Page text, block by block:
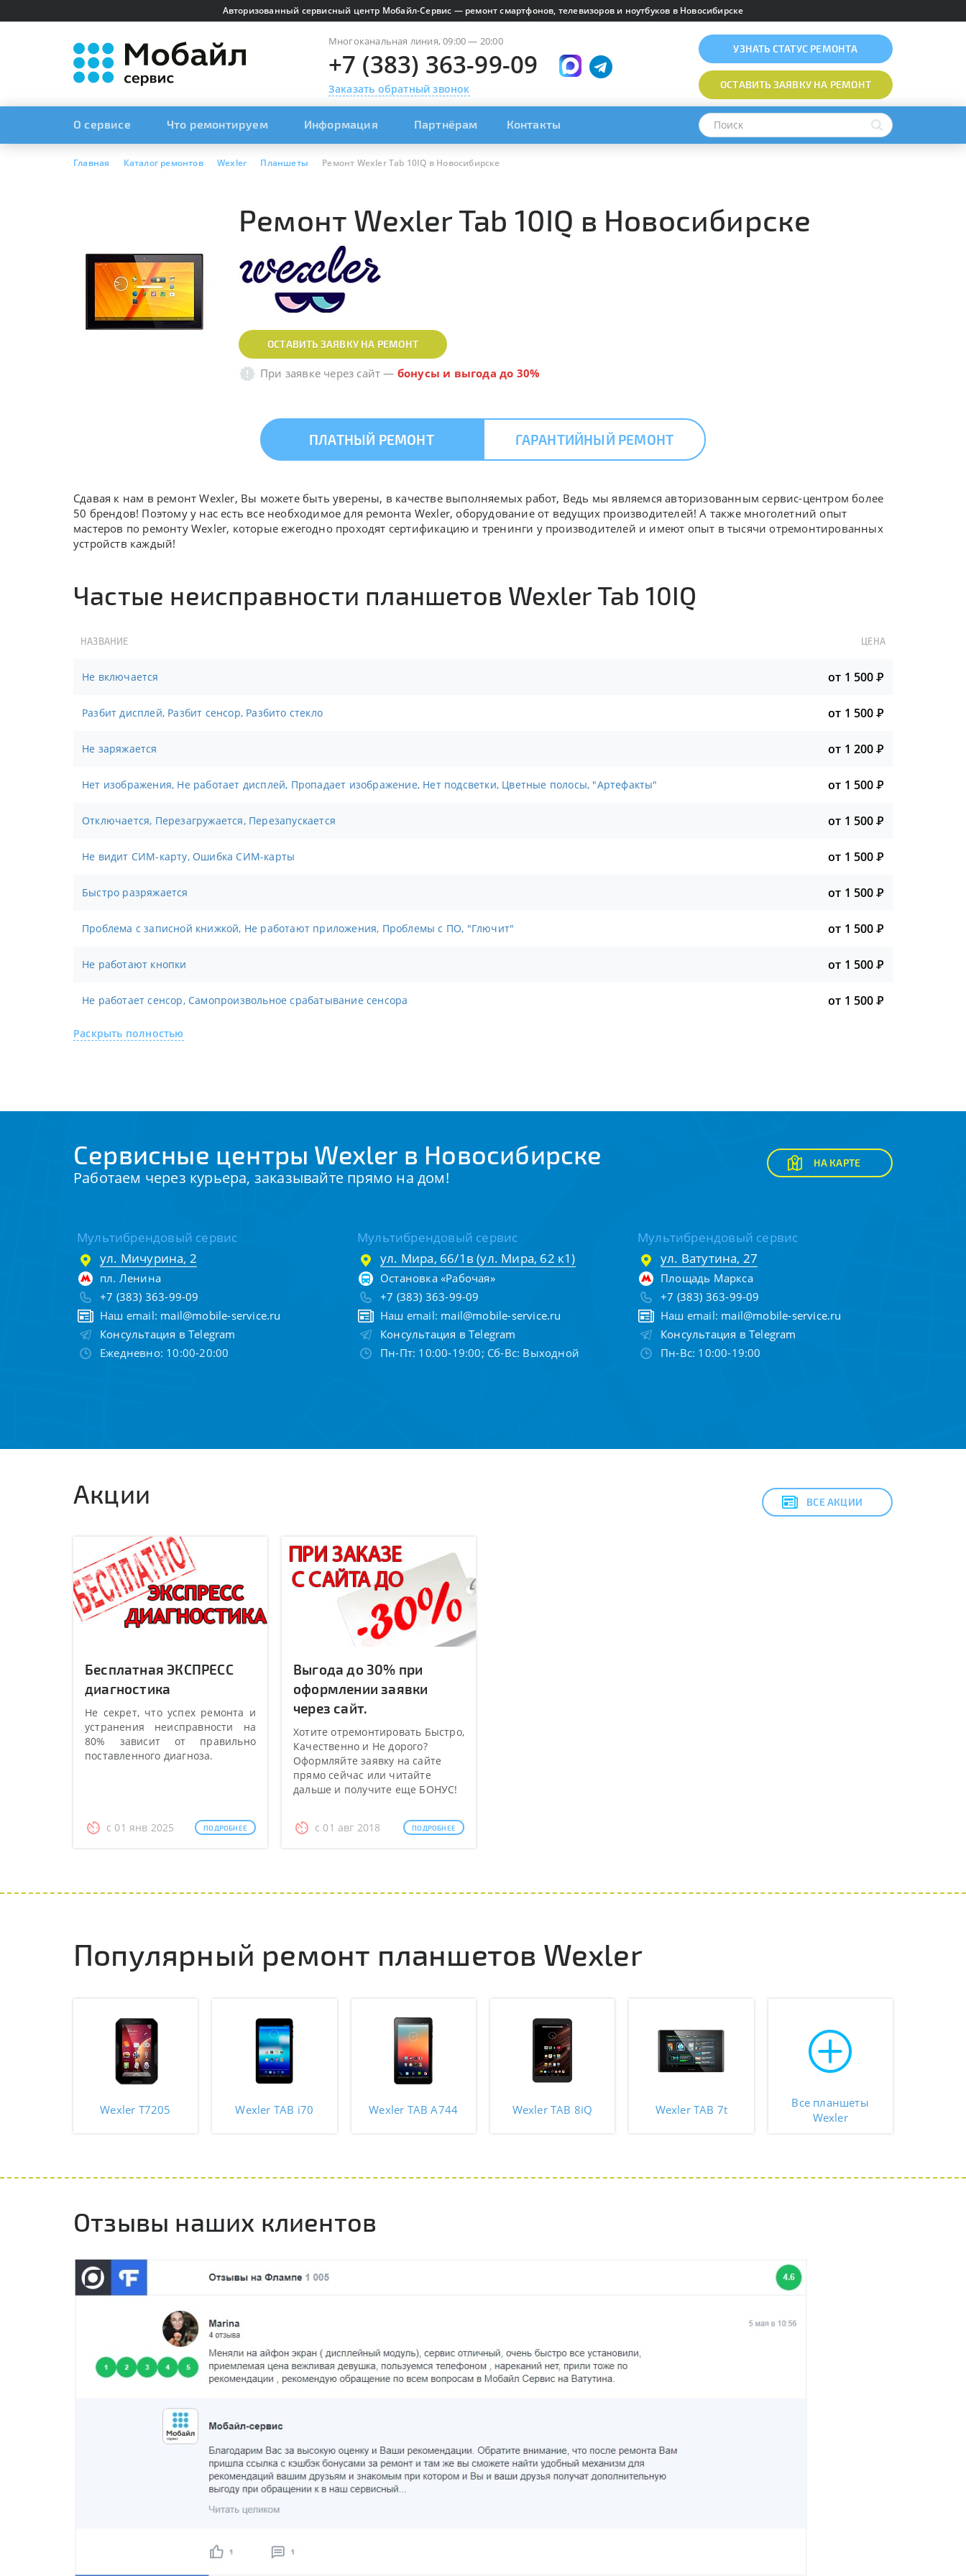
Авторизованный сервисный центр Мобайл-Сервис — ремонт смартфонов, телевизоров и ноутбуков в Новосибирске
Многоканальная линия, 09:00 — 20:00
+7 (383) 363-99-09
Заказать обратный звонок
УЗНАТЬ СТАТУС РЕМОНТА
ОСТАВИТЬ ЗАЯВКУНА РЕМОНТ
О сервисе Что ремонтируем Информация Партнёрам Контакты
Главная Каталог ремонтов Wexler Планшеты Ремонт Wexler Tab 10IQ в Новосибирске
Ремонт Wexler Tab 10IQ в Новосибирске
ОСТАВИТЬ ЗАЯВКУ НА РЕМОНТ
При заявке через сайт — бонусы и выгода до 30%
ПЛАТНЫЙ РЕМОНТ ГАРАНТИЙНЫЙ РЕМОНТ
Сдавая к нам в ремонт Wexler, Вы можете быть уверены, в качестве выполняемых работ, Ведь мы являемся авторизованным сервис-центром более
50 брендов! Поэтому у нас есть все необходимое для ремонта Wexler, оборудование от ведущих производителей! А также многолетний опыт
мастеров по ремонту Wexler, которые ежегодно проходят сертификацию и тренинги у производителей и имеют опыт в тысячи отремонтированных
устройств каждый!
Частые неисправности планшетов Wexler Tab 10IQ
НАЗВАНИЕ ЦЕНА
Не включается от 1 500Р
Разбит дисплей, Разбит сенсор, Разбито стекло от 1 500Р
Не заряжается от 1 200Р
Нет изображения, Не работает дисплей, Пропадает изображение, Нет подсветки, Цветные полосы, "Артефакты" от 1 500Р
Отключается, Перезагружается, Перезапускается от 1 500Р
Не видит СИМ-карту, Ошибка СИМ-карты от 1 500Р
Быстро разряжается от 1 500Р
Проблема с записной книжкой, Не работают приложения, Проблемы с ПО, "Глючит" от 1 500Р
Не работают кнопки от 1 500Р
Не работает сенсор, Самопроизвольное срабатывание сенсора от 1 500Р
Раскрыть полностью
Сервисные центры Wexler в Новосибирске
Работаем через курьера, заказывайте прямо на дом!
НА КАРТЕ
Мультибрендовый сервис
ул. Мичурина, 2
пл. Ленина
+7 (383) 363-99-09
Наш email: mail@mobile-service.ru
Консультация в Telegram
Ежедневно: 10:00-20:00
Мультибрендовый сервис
ул. Мира, 66/1в (ул. Мира, 62 к1)
Остановка «Рабочая»
+7 (383) 363-99-09
Наш email: mail@mobile-service.ru
Консультация в Telegram
Пн-Пт: 10:00-19:00; Сб-Вс: Выходной
Мультибрендовый сервис
ул. Ватутина, 27
Площадь Маркса
+7 (383) 363-99-09
Наш email: mail@mobile-service.ru
Консультация в Telegram
Пн-Вс: 10:00-19:00
Акции ВСЕ АКЦИИ
Бесплатная ЭКСПРЕСС
диагностика
Не секрет, что успех ремонта и
устранения неисправности на
80% зависит от правильно
поставленного диагноза.
с 01 янв 2025 ПОДРОБНЕЕ
Выгода до 30% при
оформлении заявки
через сайт.
Хотите отремонтировать Быстро,
Качественно и Не дорого?
Оформляйте заявку на сайте
прямо сейчас или читайте
дальше и получите еще БОНУС!
с 01 авг 2018 ПОДРОБНЕЕ
Популярный ремонт планшетов Wexler
Wexler T7205 Wexler TAB i70 Wexler TAB A744 Wexler TAB 8iQ Wexler TAB 7t
Все планшеты
Wexler
Отзывы наших клиентов